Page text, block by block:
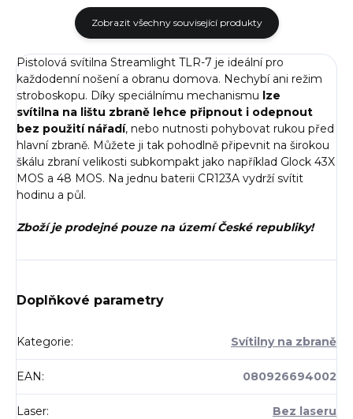
Zobrazit všechny související produkty
Pistolová svítilna Streamlight TLR-7 je ideální pro
každodenní nošení a obranu domova. Nechybí ani režim
stroboskopu. Díky speciálnímu mechanismu lze
svítilna na lištu zbraně lehce připnout i odepnout
bez použití nářadí, nebo nutnosti pohybovat rukou před
hlavní zbraně. Můžete ji tak pohodlně připevnit na širokou
škálu zbraní velikosti subkompakt jako například Glock 43X
MOS a 48 MOS. Na jednu baterii CR123A vydrží svítit
hodinu a půl.
Zboží je prodejné pouze na území České republiky!
Doplňkové parametry
Kategorie: Svítilny na zbraně
EAN: 080926694002
Laser: Bez laseru